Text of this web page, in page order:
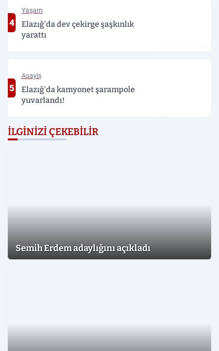
4
Yaşam
Elazığ'da dev çekirge şaşkınlık
yarattı
5
Asayiş
Elazığ'da kamyonet şarampole
yuvarlandı!
İLGINIZI ÇEKEBILIR
Semih Erdem adaylığını açıkladı